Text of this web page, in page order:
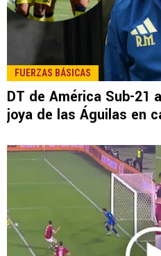
FUERZAS BÁSICAS
DT de América Sub-21
joya de las Águilas en